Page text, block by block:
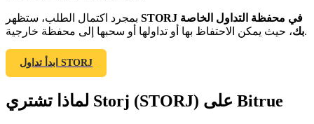
شركاء Bitrue
STORJ في محفظة التداول الخاصة
بك، حيث يمكن الاحتفاظ بها أو تداولها أو سحبها إلى محفظة خارجية.
ابدأ تداول STORJ
لماذا تشتري Storj (STORJ) على Bitrue